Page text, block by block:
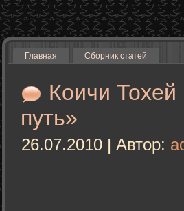
Главная Сборник статей
Коичи
путь»
26.07.2010 | Автор: